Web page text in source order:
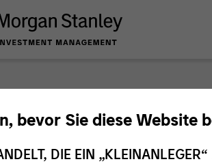
bevor Sie diese Website
DIE EIN